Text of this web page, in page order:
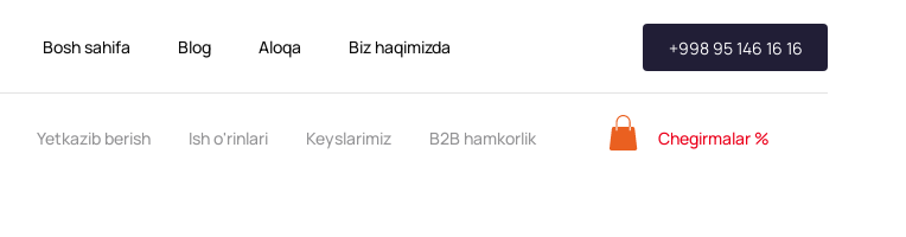
Bosh sahifa Blog Aloqa Biz haqimizda +998 95 146 16 16
Yetkazib berish Ish o'rinlari Keyslarimiz B2B hamkorlik Chegirmalar %